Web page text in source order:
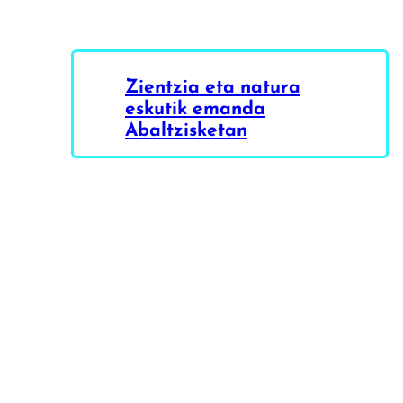
Zientzia eta natura
eskutik emanda
Abaltzisketan